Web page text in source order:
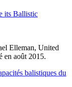
its Ballistic
Elleman, United
en août 2015.
balistiques du